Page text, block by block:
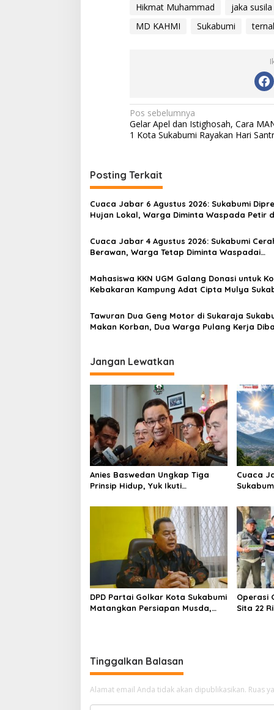
Hikmat Muhammad jaka susila
MD KAHMI
Sukabumi
N
a
i
g
a
s
i
p
s
Pos sebelumnya
Gelar Apel dan Istighosah, Cara
1 Kota Sukabumi Rayakan Hari
Posting Terkait
Cuaca Jabar 6 Agustus 2026: Sukabumi
Hujan Lokal, Warga Diminta Waspada Petir
Cuaca Jabar 4 Agustus 2026: Sukabumi
Berawan, Warga Tetap Diminta Waspadai
Mahasiswa KKN UGM Galang Donasi untuk
Kebakaran Kampung Adat Cipta Mulya
Tawuran Dua Geng Motor di Sukaraja
Makan Korban, Dua Warga Pulang Kerja
Jangan Lewatkan
Anies Baswedan Ungkap Tiga
Prinsip Hidup, Yuk Ikuti
Cuaca
dan
DPD Partai Golkar Kota Sukabumi
Matangkan Persiapan Musda,
Operasi
Sita 22
Tinggalkan Balasan
Alamat email Anda tidak akan dipublikasikan. Ruas